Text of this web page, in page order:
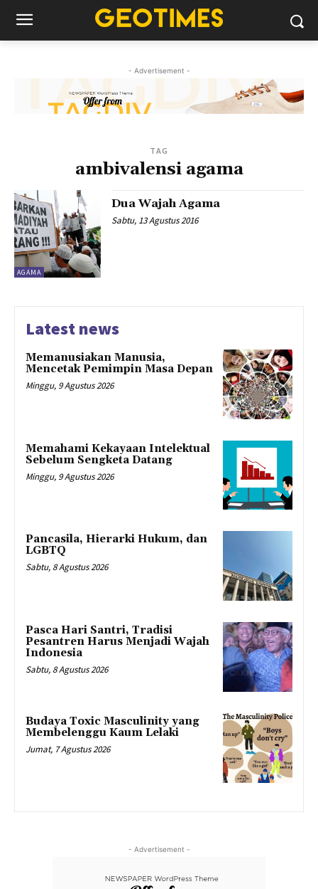
- Advertisement -
TAG
ambivalensi agama
AGAMA
Dua Wajah Agama
Sabtu, 13 Agustus 2016
Latest news
Memanusiakan Manusia,
Mencetak Pemimpin Masa Depan
Minggu, 9 Agustus 2026
Memahami Kekayaan Intelektual
Sebelum Sengketa Datang
Minggu, 9 Agustus 2026
Pancasila, Hierarki Hukum, dan
LGBTQ
Sabtu, 8 Agustus 2026
Pasca Hari Santri, Tradisi
Pesantren Harus Menjadi Wajah
Indonesia
Sabtu, 8 Agustus 2026
Budaya Toxic Masculinity yang
Membelenggu Kaum Lelaki
Jumat, 7 Agustus 2026
- Advertisement -